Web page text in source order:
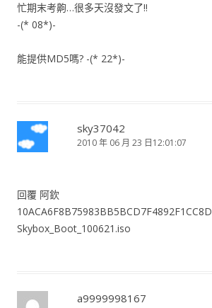
忙期末考齁…很多天沒發文了!!
-(* 08*)-
能提供MD5嗎? -(* 22*)-
sky37042
2010 年 06 月 23 日12:01:07
回覆 阿欽
10ACA6F8B75983BB5BCD7F4892F1CC8D
Skybox_Boot_100621.iso
a9999998167